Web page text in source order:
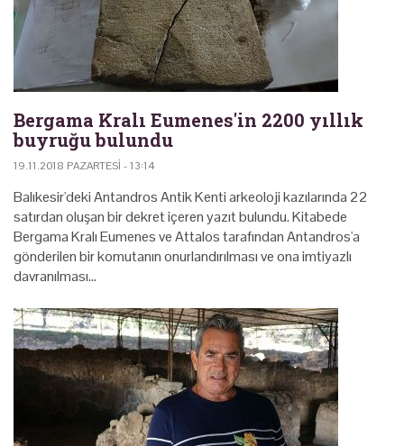
Bergama Kralı Eumenes'in 2200 yıllık
buyruğu bulundu
19.11.2018 PAZARTESI - 13:14
Balıkesir'deki Antandros Antik Kenti arkeoloji kazılarında 22
satırdan oluşan bir dekret içeren yazıt bulundu. Kitabede
Bergama Kralı Eumenes ve Attalos tarafından Antandros'a
gönderilen bir komutanın onurlandırılması ve ona imtiyazlı
davranılması…